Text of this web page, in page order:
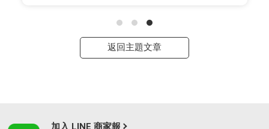
返回主題文章
加入 LINE 商家報